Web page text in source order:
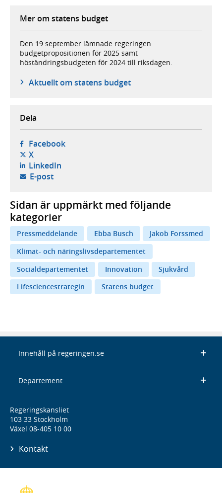
Mer om statens budget
Den 19 september lämnade regeringen
budgetpropositionen för 2025 samt
höständringsbudgeten för 2024 till riksdagen.
Aktuellt om statens budget
Dela
Facebook- öppnas i ny flik, extern webbplats,
X- öppnas i ny flik, extern webbplats,
LinkedIn- öppnas i ny flik, extern webbplats,
E-post- öppnar din e-postklient,
Sidan är uppmärkt med följande
kategorier
Pressmeddelande Ebba Busch
Jakob Forssmed
Klimat- och näringslivsdepartementet
Socialdepartementet
Innovation
Sjukvård
Lifesciencestrategin
Statens budget
Innehåll på regeringen.se
Departement
Regeringskansliet
103 33 Stockholm
Växel 08-405 10 00
Kontakt